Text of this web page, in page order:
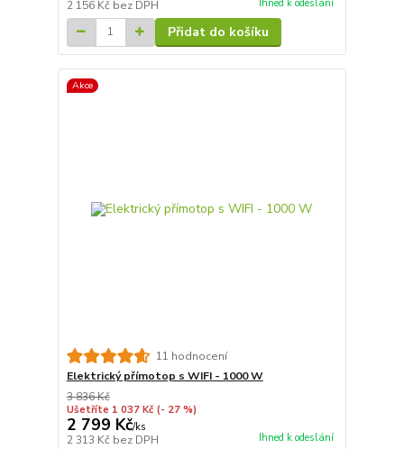
2 156 Kč bez DPH Ihned k odeslání
Přidat do košíku
Akce
11 hodnocení
Elektrický přímotop s WIFI - 1000 W
3 836 Kč
Ušetříte 1 037 Kč (- 27 %)
2 799 Kč/ks
2 313 Kč bez DPH Ihned k odeslání